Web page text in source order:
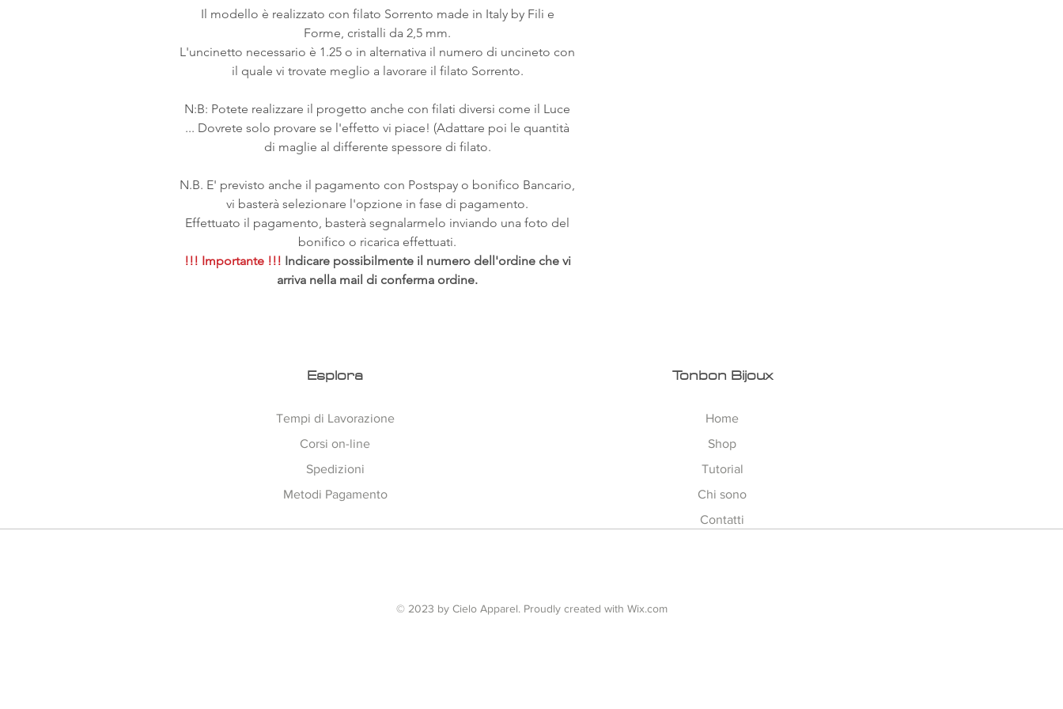
Il modello è realizzato con filato Sorrento made in Italy by Fili e
Forme, cristalli da 2,5 mm.
L'uncinetto necessario è 1.25 o in alternativa il numero di uncineto con
il quale vi trovate meglio a lavorare il filato Sorrento.
N:B: Potete realizzare il progetto anche con filati diversi come il Luce
... Dovrete solo provare se l'effetto vi piace! (Adattare poi le quantità
di maglie al differente spessore di filato.
N.B. E' previsto anche il pagamento con Postspay o bonifico Bancario,
vi basterà selezionare l'opzione in fase di pagamento.
Effettuato il pagamento, basterà segnalarmelo inviando una foto del
bonifico o ricarica effettuati.
!!! Importante !!! Indicare possibilmente il numero dell'ordine che vi
arriva nella mail di conferma ordine.
Esplora
Tempi di Lavorazione
Corsi on-line
Spedizioni
Metodi Pagamento
Tonbon Bijoux
Home
Shop
Tutorial
Chi sono
Contatti
© 2023 by Cielo Apparel. Proudly created with Wix.com